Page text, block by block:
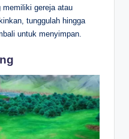
memiliki gereja atau
tunggulah hingga
untuk menyimpan.